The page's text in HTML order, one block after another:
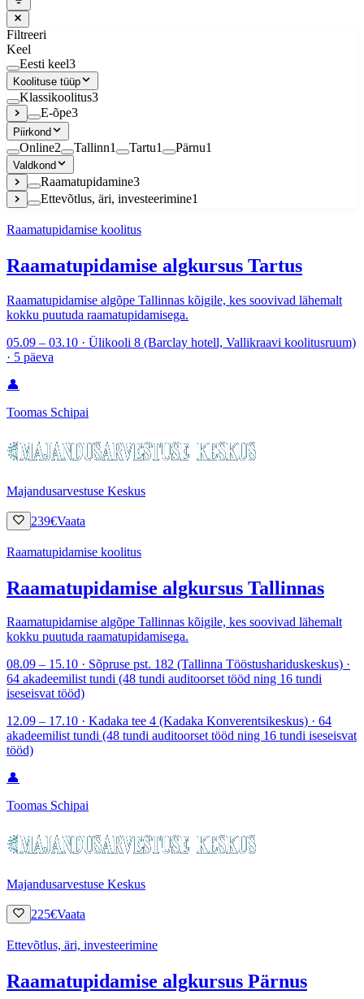
Filtreeri
Keel
Eesti keel3
Koolituse tüüp
Klassikoolitus3
E-õpe3
Piirkond
Online2 Tallinn1 Tartu1 Pärnu1
Valdkond
Raamatupidamine3
Ettevõtlus, äri, investeerimine1
Raamatupidamise koolitus
Raamatupidamise algkursus Tartus
Raamatupidamise algõpe Tallinnas kõigile, kes soovivad lähemalt
kokku puutuda raamatupidamisega.
05.09 – 03.10 · Ülikooli 8 (Barclay hotell, Vallikraavi koolitusruum)
· 5 päeva
👤
Toomas Schipai
Majandusarvestuse Keskus
239€Vaata
Raamatupidamise koolitus
Raamatupidamise algkursus Tallinnas
Raamatupidamise algõpe Tallinnas kõigile, kes soovivad lähemalt
kokku puutuda raamatupidamisega.
08.09 – 15.10 · Sõpruse pst. 182 (Tallinna Tööstushariduskeskus) ·
64 akadeemilist tundi (48 tundi auditoorset tööd ning 16 tundi
iseseisvat tööd)
12.09 – 17.10 · Kadaka tee 4 (Kadaka Konverentsikeskus) · 64
akadeemilist tundi (48 tundi auditoorset tööd ning 16 tundi iseseisvat
tööd)
👤
Toomas Schipai
Majandusarvestuse Keskus
225€Vaata
Ettevõtlus, äri, investeerimine
Raamatupidamise algkursus Pärnus